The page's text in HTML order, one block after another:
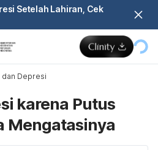
Setelah Lahiran, Cek
dan Depresi
karena Putus
Mengatasinya